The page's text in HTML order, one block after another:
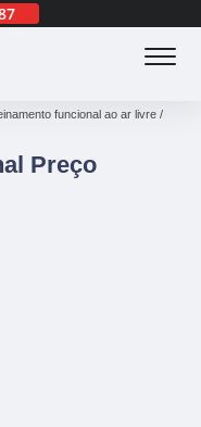
(11)
funcional ao ar livre
Preço